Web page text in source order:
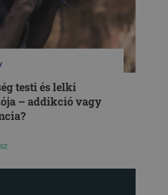
testi és lelki
– addikció vagy